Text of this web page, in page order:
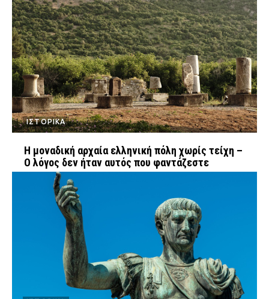
FEEDS
Πάσχα Eurovision
Retro Summer
OMG LOL
A-List LGBTQI+
Body+Mind
Style
ΙΣΤΟΡΙΚΑ
Η μοναδική αρχαία ελληνική πόλη χωρίς τείχη –
Ο λόγος δεν ήταν αυτός που φαντάζεστε